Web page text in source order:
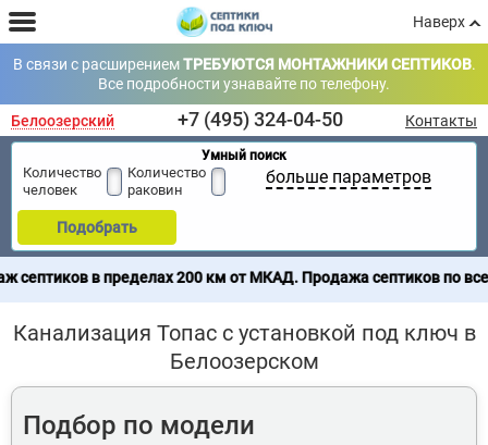
Наверх
В связи с расширениемТРЕБУЮТСЯ МОНТАЖНИКИ СЕПТИКОВ.
Все подробности узнавайте по телефону.
Белоозерский +7 (495) 324-04-50 Контакты
Умный поиск
Количество
человек
Количество
раковин
больше параметров
Подобрать
200 км от МКАД. Продажа септиков по всей России -
Канализация Топас с установкой под ключ в
Белоозерском
Подбор по модели